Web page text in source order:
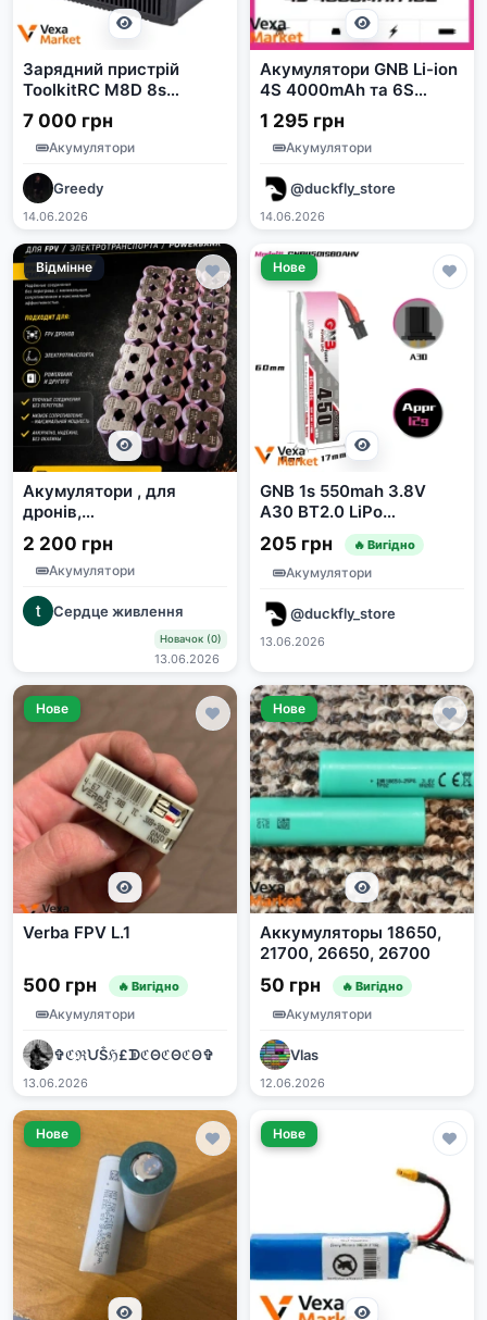
Зарядний пристрій
ToolkitRC M8D 8s
1600Вт
7 000 грн
Акумулятори
Greedy
14.06.2026
Акумулятори GNB Li-ion
4S 4000mAh та 6S
3000mAh/8000mAh для
FPV
1 295 грн
Акумулятори
@duckfly_store
14.06.2026
Відмінне
Акумулятори , для
дронів,
самокатів,Павербанків .
Збірка АКБ під
замовлення
2 200 грн
Акумулятори
Сердце живлення
Новачок (0)
13.06.2026
Нове
GNB 1s 550mah 3.8V
A30 BT2.0 LiPo
аккумулятор
205 грн 🔥 Вигідно
Акумулятори
@duckfly_store
13.06.2026
Нове
Verba FPV L.1
500 грн 🔥 Вигідно
Акумулятори
✞ℭℜᙀṦℌ£ᗫℭΘℭΘℭΘ✞
13.06.2026
Нове
Аккумуляторы 18650,
21700, 26650, 26700
50 грн 🔥 Вигідно
Акумулятори
Vlas
12.06.2026
Нове Нове